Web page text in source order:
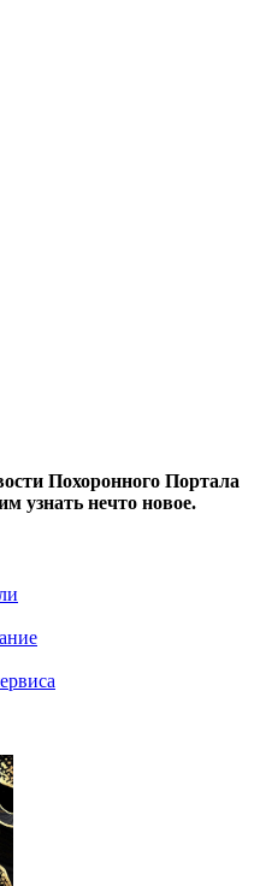
Похоронного Портала
узнать нечто новое.